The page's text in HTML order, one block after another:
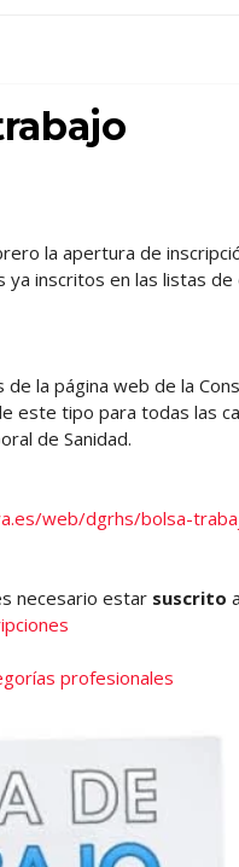
la apertura de
inscritos en las listas
la página web de la
este tipo para todas las
de Sanidad.
web/dgrhs/bolsa-
necesario estar suscrito
profesionales